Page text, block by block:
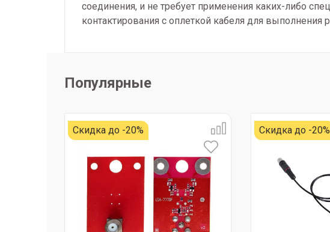
соединения, и не требует применения каких-либо
контактирования с оплеткой кабеля для выполнения
Популярные
Скидка до -20% Скидка до -20%